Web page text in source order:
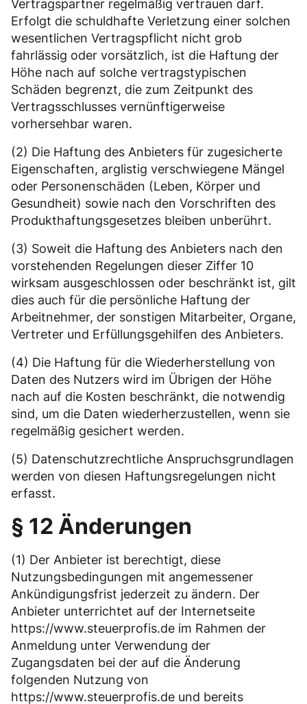
Vertragspartner regelmäßig vertrauen darf.
Erfolgt die schuldhafte Verletzung einer solchen
wesentlichen Vertragspflicht nicht grob
fahrlässig oder vorsätzlich, ist die Haftung der
Höhe nach auf solche vertragstypischen
Schäden begrenzt, die zum Zeitpunkt des
Vertragsschlusses vernünftigerweise
vorhersehbar waren.
(2) Die Haftung des Anbieters für zugesicherte
Eigenschaften, arglistig verschwiegene Mängel
oder Personenschäden (Leben, Körper und
Gesundheit) sowie nach den Vorschriften des
Produkthaftungsgesetzes bleiben unberührt.
(3) Soweit die Haftung des Anbieters nach den
vorstehenden Regelungen dieser Ziffer 10
wirksam ausgeschlossen oder beschränkt ist, gilt
dies auch für die persönliche Haftung der
Arbeitnehmer, der sonstigen Mitarbeiter, Organe,
Vertreter und Erfüllungsgehilfen des Anbieters.
(4) Die Haftung für die Wiederherstellung von
Daten des Nutzers wird im Übrigen der Höhe
nach auf die Kosten beschränkt, die notwendig
sind, um die Daten wiederherzustellen, wenn sie
regelmäßig gesichert werden.
(5) Datenschutzrechtliche Anspruchsgrundlagen
werden von diesen Haftungsregelungen nicht
erfasst.
§ 12 Änderungen
(1) Der Anbieter ist berechtigt, diese
Nutzungsbedingungen mit angemessener
Ankündigungsfrist jederzeit zu ändern. Der
Anbieter unterrichtet auf der Internetseite
https://www.steuerprofis.de im Rahmen der
Anmeldung unter Verwendung der
Zugangsdaten bei der auf die Änderung
folgenden Nutzung von
https://www.steuerprofis.de und bereits